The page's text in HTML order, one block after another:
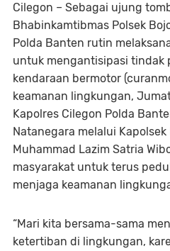
Cilegon – Sebagai ujung
Bhabinkamtibmas Polsek
Polda Banten rutin
untuk mengantisipasi tindak
kendaraan bermotor
keamanan lingkungan,
Kapolres Cilegon Polda
Natanegara melalui Kapolsek
Muhammad Lazim Satria
masyarakat untuk terus
menjaga keamanan
“Mari kita bersama-sama
ketertiban di lingkungan,